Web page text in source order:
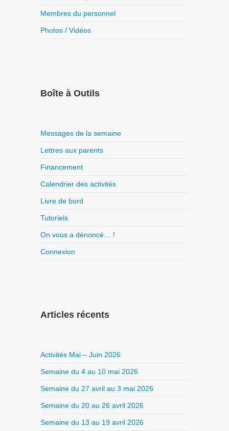
Membres du personnel
Photos / Vidéos
Boîte à Outils
Messages de la semaine
Lettres aux parents
Financement
Calendrier des activités
Livre de bord
Tutoriels
On vous a dénoncé… !
Connexion
Articles récents
Activités Mai – Juin 2026
Semaine du 4 au 10 mai 2026
Semaine du 27 avril au 3 mai 2026
Semaine du 20 au 26 avril 2026
Semaine du 13 au 19 avril 2026